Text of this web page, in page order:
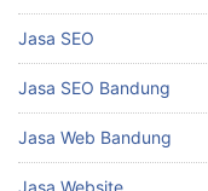
Jasa SEO
Jasa SEO Bandung
Jasa Web Bandung
Jasa Website